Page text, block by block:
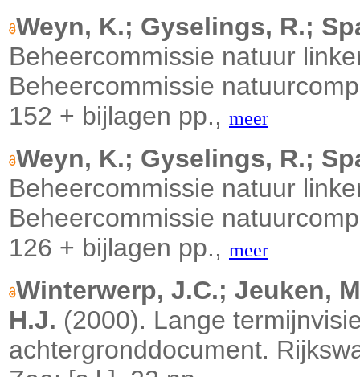
Weyn, K.; Gyselings, R.;
Beheercommissie natuur
Beheercommissie
152 + bijlagen pp., meer
Weyn, K.; Gyselings, R.;
Beheercommissie natuur
Beheercommissie
126 + bijlagen pp., meer
Winterwerp, J.C.; Jeuken,
H.J. (2000). Lange
achtergronddocument.